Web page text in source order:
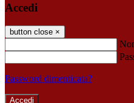
Accedi
button close ×
Password dimenticata?